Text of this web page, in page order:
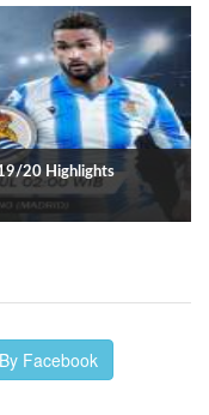
20 Highlights
Facebook